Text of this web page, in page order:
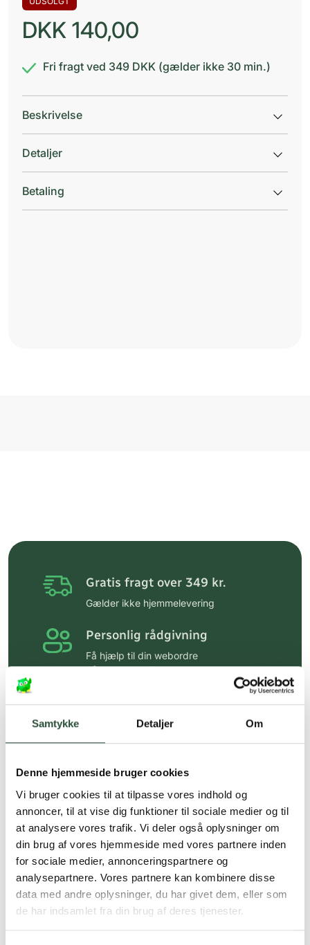
Samtykke Detaljer Om
Denne hjemmeside bruger cookies
Vi bruger cookies til at tilpasse vores indhold og
annoncer, til at vise dig funktioner til sociale medier og til
at analysere vores trafik. Vi deler også oplysninger om
din brug af vores hjemmeside med vores partnere inden
for sociale medier, annonceringspartnere og
analysepartnere. Vores partnere kan kombinere disse
data med andre oplysninger, du har givet dem, eller som
de har indsamlet fra din brug af deres tjenester.
DKK 140,00
Fri fragt ved 349 DKK (gælder ikke 30 min.)
Beskrivelse
Detaljer
Betaling
Gratis fragt over 349 kr.
Gælder ikke hjemmelevering
Personlig rådgivning
Få hjælp til din webordre
på:kundeservice@uglecare.dk
Hurtig levering (30 min. i Kbh)
Hurtigt leveringen via GLS, og DAO
*Gælder ikke ernæringsprodukter.
Stort udvalg af kendte
produkter
Vi tilbyder et stort udvalg af kendte
cremer, vitaminer og andre spændende
produkter – altid til fast lav pris.
Læs mere om Uglecare.dk her